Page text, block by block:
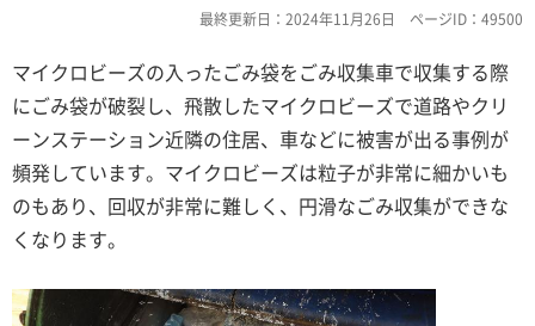
最終更新日：2024年11月26日 ページID：49500
マイクロビーズの入ったごみ袋をごみ収集車で収集する際
にごみ袋が破裂し、飛散したマイクロビーズで道路やクリ
ーンステーション近隣の住居、車などに被害が出る事例が
頻発しています。マイクロビーズは粒子が非常に細かいも
のもあり、回収が非常に難しく、円滑なごみ収集ができな
くなります。